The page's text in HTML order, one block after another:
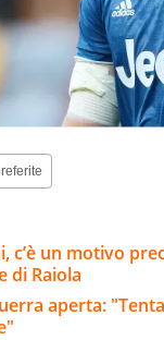
c’è un motivo
di Raiola
aperta: